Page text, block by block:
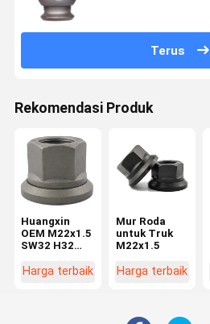
Terus
Rekomendasi Produk
Huangxin
OEM M22x1.5
SW32 H32
Nut Bagian
Harga terbaik
Mur Roda
untuk Truk
M22x1.5
Harga terbaik